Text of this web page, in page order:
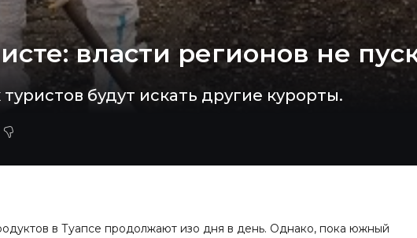
власти регионов не
будут искать другие курорты.
в Туапсе продолжают изо дня в день. Однако, пока южный